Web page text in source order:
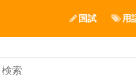
国試 用